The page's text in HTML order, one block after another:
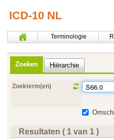
ICD-10 NL
Terminologie
Zoeken Hiërarchie
Zoekterm(en)
Resultaten ( 1 van 1 )